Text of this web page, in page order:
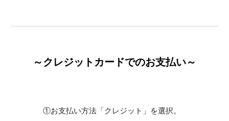
～クレジットカードでのお支払い～
①お支払い方法「 クレジット 」を選択。